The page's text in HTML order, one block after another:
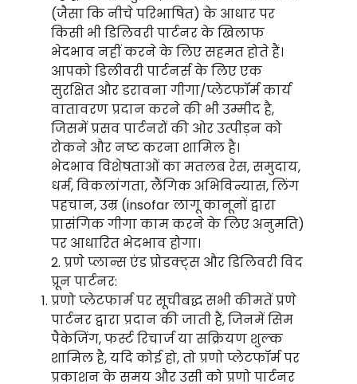
(जैसा कि नीचे परिभाषित) के आधार पर
किसी भी डिलिवरी पार्टनर के खिलाफ
भेदभाव नहीं करने के लिए सहमत होते हैं।
आपको डिलीवरी पार्टनर्स के लिए एक
सुरक्षित और डरावना गीगा/प्लेटफॉर्म कार्य
वातावरण प्रदान करने की भी उम्मीद है,
जिसमें प्रसव पार्टनरों की ओर उत्पीड़न को
रोकने और नष्ट करना शामिल है।
भेदभाव विशेषताओं का मतलब रेस, समुदाय,
धर्म, विकलांगता, लैंगिक अभिविन्यास, लिंग
पहचान, उम्र (insofar लागू कानूनों द्वारा
प्रासंगिक गीगा काम करने के लिए अनुमति)
पर आधारित भेदभाव होगा।
2. प्रणे प्लान्स एंड प्रोडक्ट्स और डिलिवरी विद
प्रून पार्टनर:
प्रणो प्लेटफार्म पर सूचीबद्ध सभी कीमतें प्रणे
पार्टनर द्वारा प्रदान की जाती हैं, जिनमें सिम
पैकेजिंग, फर्स्ट रिचार्ज या सक्रियण शुल्क
शामिल है, यदि कोई हो, तो प्रणो प्लेटफॉर्म पर
प्रकाशन के समय और उसी को प्रणो पार्टनर